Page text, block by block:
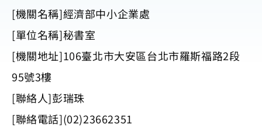
[機關名稱]經濟部中小企業處
[單位名稱]秘書室
[機關地址]106臺北市大安區台北市羅斯福路2段
95號3樓
[聯絡人]彭瑞珠
[聯絡電話](02)23662351